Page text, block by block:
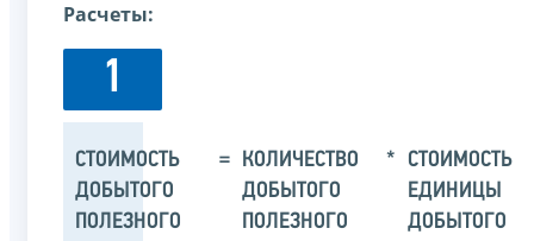
Расчеты:
1
СТОИМОСТЬ
ДОБЫТОГО
ПОЛЕЗНОГО
= КОЛИЧЕСТВО
ДОБЫТОГО
ПОЛЕЗНОГО
*
СТОИМОСТЬ
ЕДИНИЦЫ
ДОБЫТОГО